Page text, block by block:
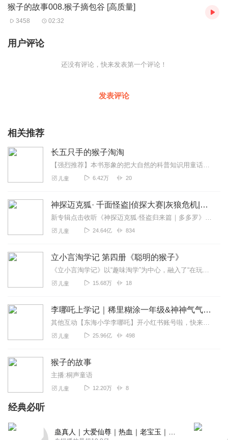
猴子的故事008.猴子摘包谷 [高质量]
3458 02:32
用户评论
还没有评论，快来发表第一个评论！
发表评论
相关推荐
长五只手的猴子淘淘
【强烈推荐】本书形象的把大自然的科普知识用童话的形式表现出来，孩子们听了以后既增长了知识又获得了快乐，真是棒极了！【内容简介】本书是一套关于动物、植物、天文地理...
儿童 6.42万 20
神探迈克狐· 千面怪盗|侦探大赛|灰狼危机|多多罗
新专辑点击收听《神探迈克狐·怪盗归来篇｜多多罗》！！！>>>点击进入主播橱窗购买《神探迈克狐》系列图书吧!<<<多多罗故事【点击前往】收听多多罗其他好玩有趣的故...
儿童 24.64亿 834
立小言淘学记 第四册《聪明的猴子》
《立小言淘学记》以“趣味淘学”为中心，融入了“在玩中学、于学中玩”的教学方法，让孩子们能在兴趣中自由自在地探索知识；在“玩乐”中不断练习，感悟学习的奥妙与规律；...
儿童 15.68万 18
李哪吒上学记｜稀里糊涂一年级&神神气气二年级
其他互动【东海小学李哪吒】开小红书账号啦，快来关注和李哪吒成为好朋友！有机会免费领儿童会员、官方周边！【点击加入】东海小学广播站圈子，更多互动！李哪吒全新冒险番...
儿童 25.96亿 498
猴子的故事
主播:桐声童语
儿童 12.20万 8
经典必听